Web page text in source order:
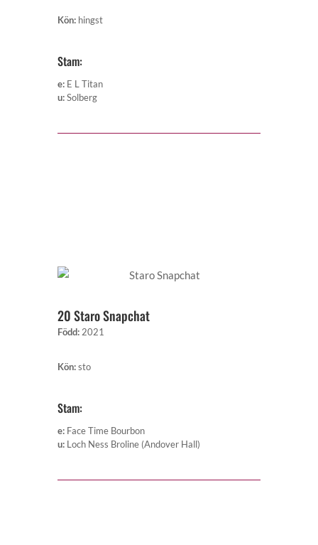
Kön: hingst
Stam:
e: E L Titan
u:Solberg
20 Staro Snapchat
Född: 2021
Kön:sto
Stam:
e: Face Time Bourbon
u: Loch Ness Broline (Andover Hall)